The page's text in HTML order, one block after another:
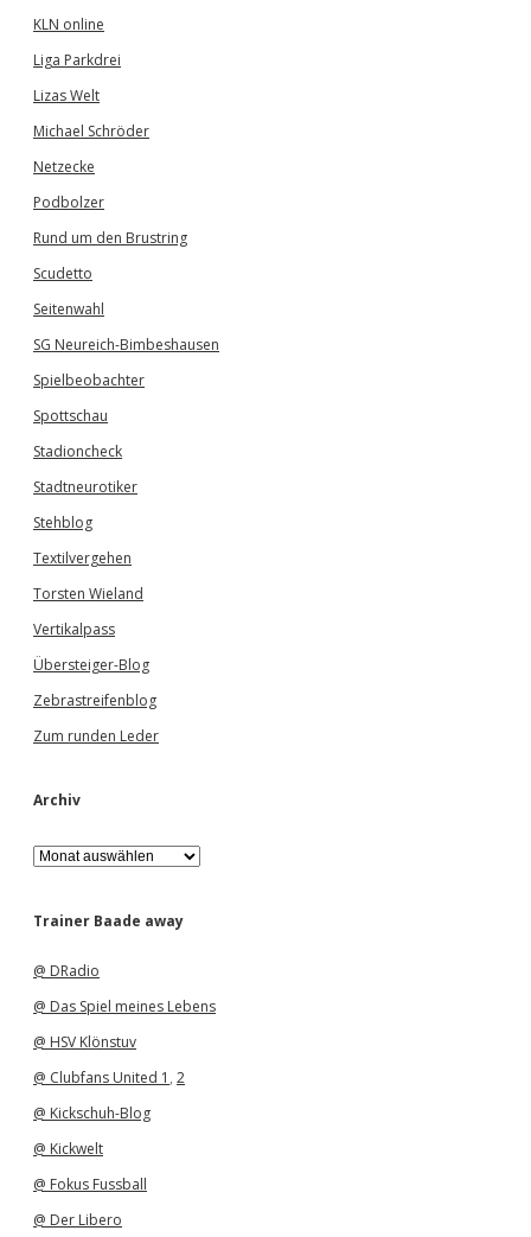
KLN online
Liga Parkdrei
Lizas Welt
Michael Schröder
Netzecke
Podbolzer
Rund um den Brustring
Scudetto
Seitenwahl
SG Neureich-Bimbeshausen
Spielbeobachter
Spottschau
Stadioncheck
Stadtneurotiker
Stehblog
Textilvergehen
Torsten Wieland
Vertikalpass
Übersteiger-Blog
Zebrastreifenblog
Zum runden Leder
Archiv
A
r
h
Trainer Baade away
@ DRadio
@ Das Spiel meines Lebens
@ HSV Klönstuv
@ Clubfans United 1 , 2
@ Kickschuh-Blog
@ Kickwelt
@ Fokus Fussball
@ Der Libero